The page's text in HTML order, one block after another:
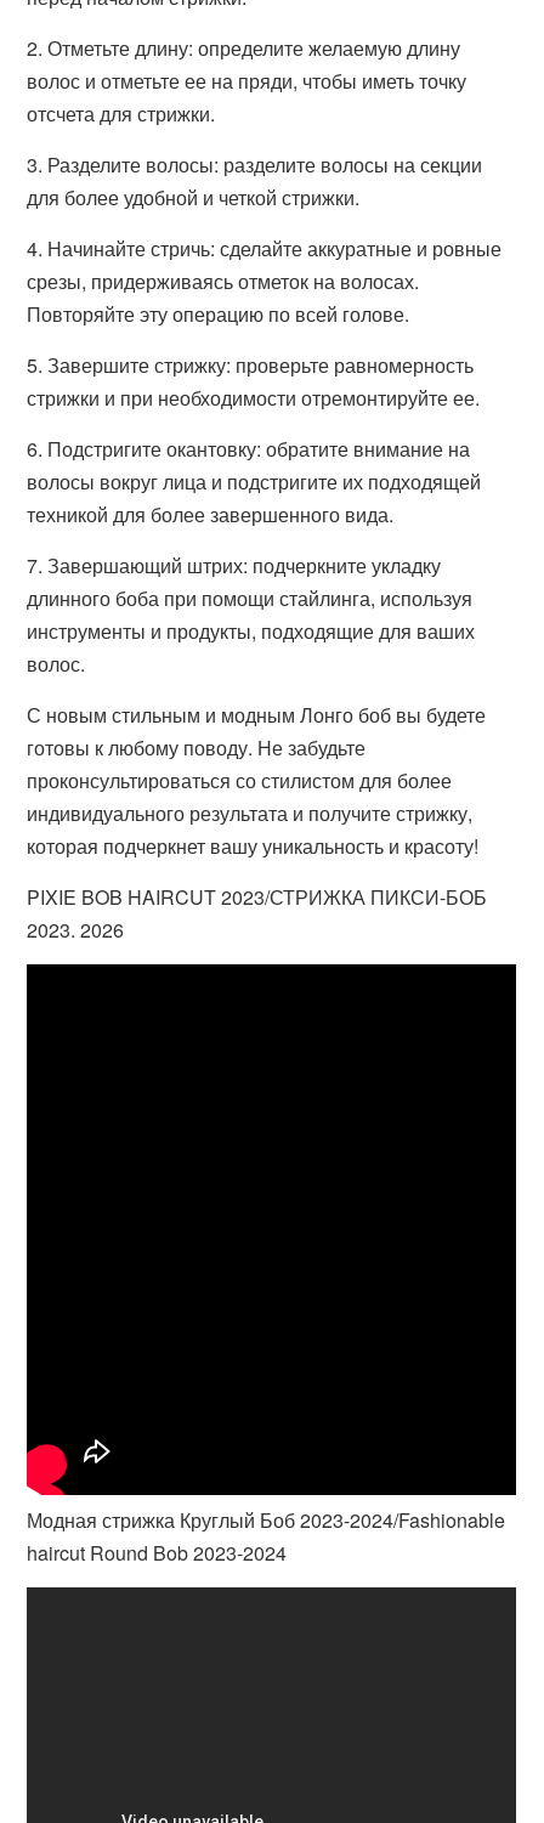
2. Отметьте длину: определите желаемую длину
волос и отметьте ее на пряди, чтобы иметь точку
отсчета для стрижки.
3. Разделите волосы: разделите волосы на секции
для более удобной и четкой стрижки.
4. Начинайте стричь: сделайте аккуратные и ровные
срезы, придерживаясь отметок на волосах.
Повторяйте эту операцию по всей голове.
5. Завершите стрижку: проверьте равномерность
стрижки и при необходимости отремонтируйте ее.
6. Подстригите окантовку: обратите внимание на
волосы вокруг лица и подстригите их подходящей
техникой для более завершенного вида.
7. Завершающий штрих: подчеркните укладку
длинного боба при помощи стайлинга, используя
инструменты и продукты, подходящие для ваших
волос.
С новым стильным и модным Лонго боб вы будете
готовы к любому поводу. Не забудьте
проконсультироваться со стилистом для более
индивидуального результата и получите стрижку,
которая подчеркнет вашу уникальность и красоту!
PIXIE BOB HAIRCUT 2023/СТРИЖКА ПИКСИ-БОБ
2023. 2026
Модная стрижка Круглый Боб 2023-2024/Fashionable
haircut Round Bob 2023-2024